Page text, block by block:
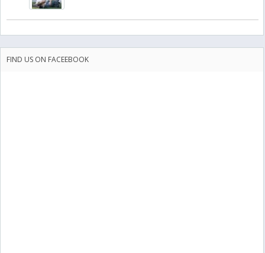
FIND US ON FACEEBOOK